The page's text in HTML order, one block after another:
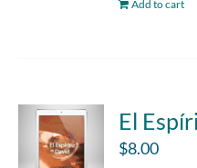
Add to cart
El
$8.00